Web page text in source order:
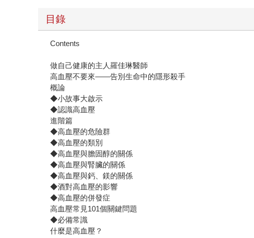
目錄
Contents
做自己健康的主人羅佳琳醫師
高血壓不要來——告別生命中的隱形殺手
概論
◆小故事大啟示
◆認識高血壓
進階篇
◆高血壓的危險群
◆高血壓的類別
◆高血壓與膽固醇的關係
◆高血壓與腎臟的關係
◆高血壓與鈣、鎂的關係
◆酒對高血壓的影響
◆高血壓的併發症
高血壓常見101個關鍵問題
◆必備常識
什麼是高血壓？